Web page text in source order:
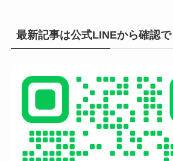
最新記事は公式LINEから確認で